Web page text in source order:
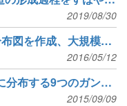
2019/08/30
130億光年彼方の銀河の分布図を作成、大規模構造の成長速度の測定に成功
2016/05/12
直径50億光年のリング状に分布する9つのガンマ線バースト
2015/09/09